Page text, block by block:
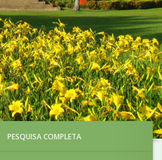
PESQUISA COMPLETA